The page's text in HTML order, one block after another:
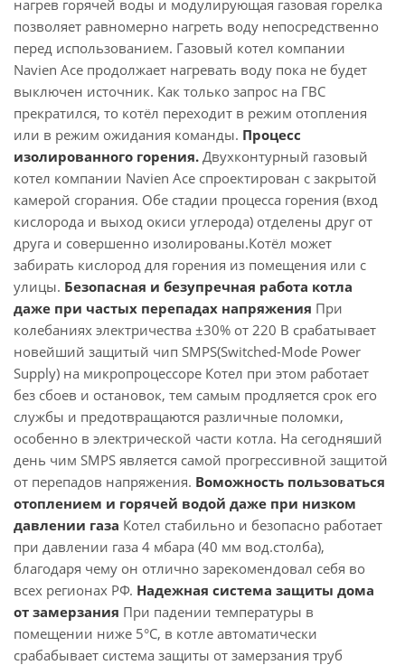
нагрев горячей воды и модулирующая газовая горелка
позволяет равномерно нагреть воду непосредственно
перед использованием. Газовый котел компании
Navien Ace продолжает нагревать воду пока не будет
выключен источник. Как только запрос на ГВС
прекратился, то котёл переходит в режим отопления
или в режим ожидания команды. Процесс
изолированного горения. Двухконтурный газовый
котел компании Navien Асе спроектирован с закрытой
камерой сгорания. Обе стадии процесса горения (вход
кислорода и выход окиси углерода) отделены друг от
друга и совершенно изолированы.Котёл может
забирать кислород для горения из помещения или с
улицы. Безопасная и безупречная работа котла
даже при частых перепадах напряжения При
колебаниях электричества ±30% от 220 В срабатывает
новейший защитый чип SMPS(Switched-Mode Power
Supply) на микропроцессоре Котел при этом работает
без сбоев и остановок, тем самым продляется срок его
службы и предотвращаются различные поломки,
особенно в электрической части котла. На сегодняший
день чим SMPS является самой прогрессивной защитой
от перепадов напряжения. Воможность пользоваться
отоплением и горячей водой даже при низком
давлении газа Котел стабильно и безопасно работает
при давлении газа 4 мбара (40 мм вод.столба),
благодаря чему он отлично зарекомендовал себя во
всех регионах РФ. Надежная система защиты дома
от замерзания При падении температуры в
помещении ниже 5°C, в котле автоматически
срабабывает система защиты от замерзания труб